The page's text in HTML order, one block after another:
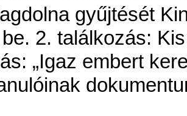
gyűjtését
2. találkozás:
„Igaz embert